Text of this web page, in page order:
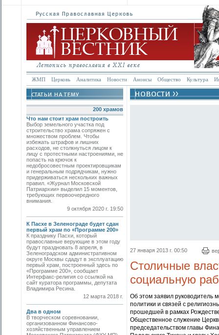
ЖМП Церковь Аналитика Новости Анонсы Общество Культура
200 храмов
Что нам стоит храм построить
Выбор земельного участка под
строительство храма сопряжен с
множеством проблем. Чтобы
избежать штрафов и лишних
расходов, не столкнуться лицом к
лицу с протестными настроениями, не
попасть на крючок к
недобросовестным проектировщикам
и генеральным подрядчикам, нужно
придерживаться нескольких важных
правил. «Журнал Московской
Патриархии» выделил 15 моментов,
требующих первоочередного
внимания.
9 октября 2020 г. 19:50
К Пасхе в Зеленограде будет сдан
первый храм по «Программе 200»
К празднику Пасхи, который
православные верующие в этом году
будут праздновать 8 апреля, в
Зеленоградском административном
округе Москвы сдадут в эксплуатацию
первый храм, построенный здесь по
«Программе 200», сообщает
Интерфакс-религия со ссылкой на
сайт куратора программы, депутата
Владимира Ресина.
12 марта 2018 г.
Два в одном
В творческом соревновании,
организованном Финансово-
хозяйственным управлением
27 января 2013 г. 00:50
Столичные
социальную
Об этом заявил руководитель
политики и связей с
прошедшей в рамках
Общественное служение
председательством главы